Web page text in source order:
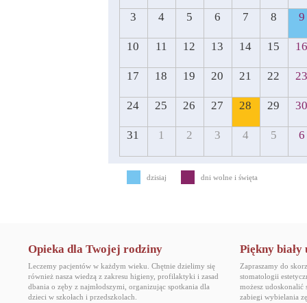
3 4 5 6 7 8 9
10 11 12 13 14 15
17 18 19 20 21 22
24 25 26 27 28 29
31 1 2 3 4 5 6
dzisiaj dni wolne i święta
Opieka dla Twojej rodziny
Leczemy pacjentów w każdym wieku. Chętnie dzielimy się
również nasza wiedzą z zakresu higieny, profilaktyki i zasad
dbania o zęby z najmłodszymi, organizując spotkania dla
dzieci w szkołach i przedszkolach.
Piękny biały
Zapraszamy do
stomatologii
możesz udoskonalić
zabiegi wybielania